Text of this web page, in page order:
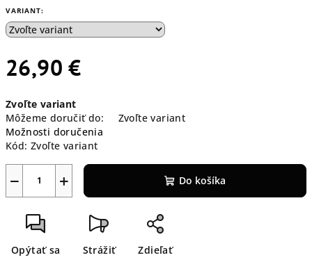
VARIANT:
26,90 €
cena:
Zvoľte variant
Môžeme doručiť do:
Zvoľte variant
Možnosti doručenia
Kód: Zvoľte variant
+
− Do košíka
Opýtať sa Strážiť Zdieľať